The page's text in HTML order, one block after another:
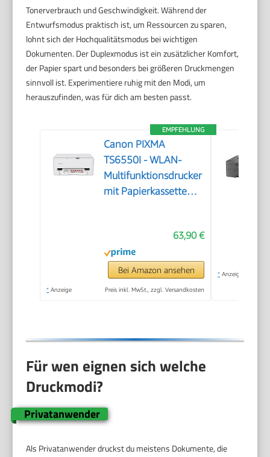
Tonerverbrauch und Geschwindigkeit. Während der
Entwurfsmodus praktisch ist, um Ressourcen zu sparen,
lohnt sich der Hochqualitätsmodus bei wichtigen
Dokumenten. Der Duplexmodus ist ein zusätzlicher Komfort,
der Papier spart und besonders bei größeren Druckmengen
sinnvoll ist. Experimentiere ruhig mit den Modi, um
herauszufinden, was für dich am besten passt.
EMPFEHLUNG
Canon PIXMA
TS6550I - WLAN-
Multifunktionsdrucker
mit Papierkassette
vom Smartphone
leicht gemacht PIXMA
Print Plan kompatibel
63,90 €
Bei Amazon ansehen
* Anzeige Preis inkl. MwSt., zzgl. Versandkosten
* Anzeige
Für wen eignen sich welche
Druckmodi?
Privatanwender
Als Privatanwender druckst du meistens Dokumente, die